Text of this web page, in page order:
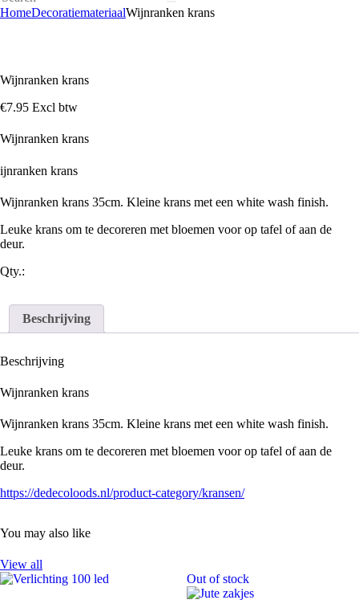
HomeDecoratiemateriaalWijnranken krans
Wijnranken krans
€7.95 Excl btw
Wijnranken krans
ijnranken krans
Wijnranken krans 35cm. Kleine krans met een white wash finish.
Leuke krans om te decoreren met bloemen voor op tafel of aan de
deur.
Qty.:
Beschrijving
Beschrijving
Wijnranken krans
Wijnranken krans 35cm. Kleine krans met een white wash finish.
Leuke krans om te decoreren met bloemen voor op tafel of aan de
deur.
https://dedecoloods.nl/product-category/kransen/
You may also like
View all
Out of stock